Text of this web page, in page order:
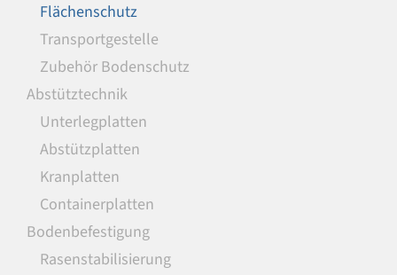
Flächenschutz
Transportgestelle
Zubehör Bodenschutz
Abstütztechnik
Unterlegplatten
Abstützplatten
Kranplatten
Containerplatten
Bodenbefestigung
Rasenstabilisierung